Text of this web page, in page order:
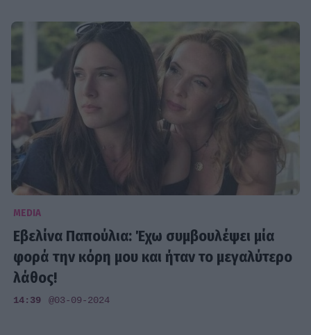
MEDIA
Εβελίνα Παπούλια: Έχω συμβουλέψει μία
φορά την κόρη μου και ήταν το μεγαλύτερο
λάθος!
14:39 @03-09-2024